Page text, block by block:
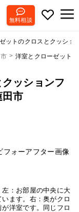
無料相談
ットのクロスとクッショ
洋室とクローゼット
ッションフ
田市
フォーアフター画像
左：お部屋の中央に大
います。右：奥がクロ
洋室です。同じフロ